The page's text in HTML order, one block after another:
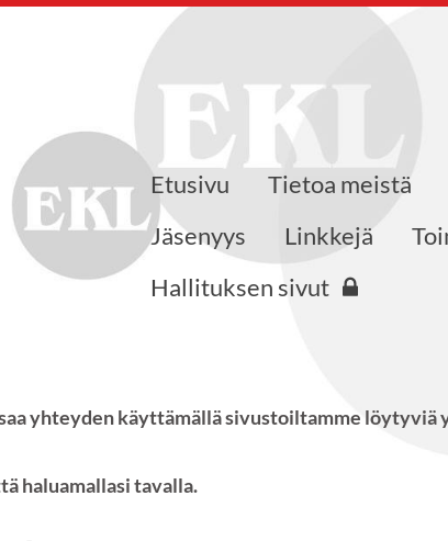
ry
Etusivu Tietoa meistä
Jäsenyys
Linkkejä
Hallituksen sivut
yhteyden käyttämällä sivustoiltamme
haluamallasi tavalla.